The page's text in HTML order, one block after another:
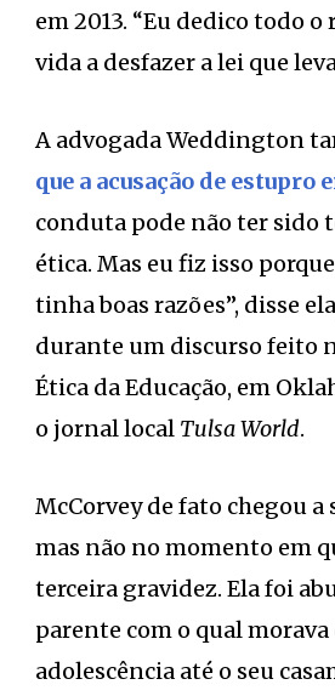
em 2013. “Eu dedico todo
vida a desfazer a lei que
A advogada Weddington
que a acusação de estupro
conduta pode não ter sido
ética. Mas eu fiz isso
tinha boas razões”, disse
durante um discurso feito
Ética da Educação, em
o jornal local Tulsa World.
McCorvey de fato chegou a
mas não no momento em
terceira gravidez. Ela foi
parente com o qual morava
adolescência até o seu